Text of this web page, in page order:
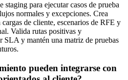
staging para ejecutar casos de prueba
normales y excepciones. Crea
de cliente, escenarios de RFE y
Valida rutas positivas y
SLA y mantén una matriz de pruebas
pueden integrarse con